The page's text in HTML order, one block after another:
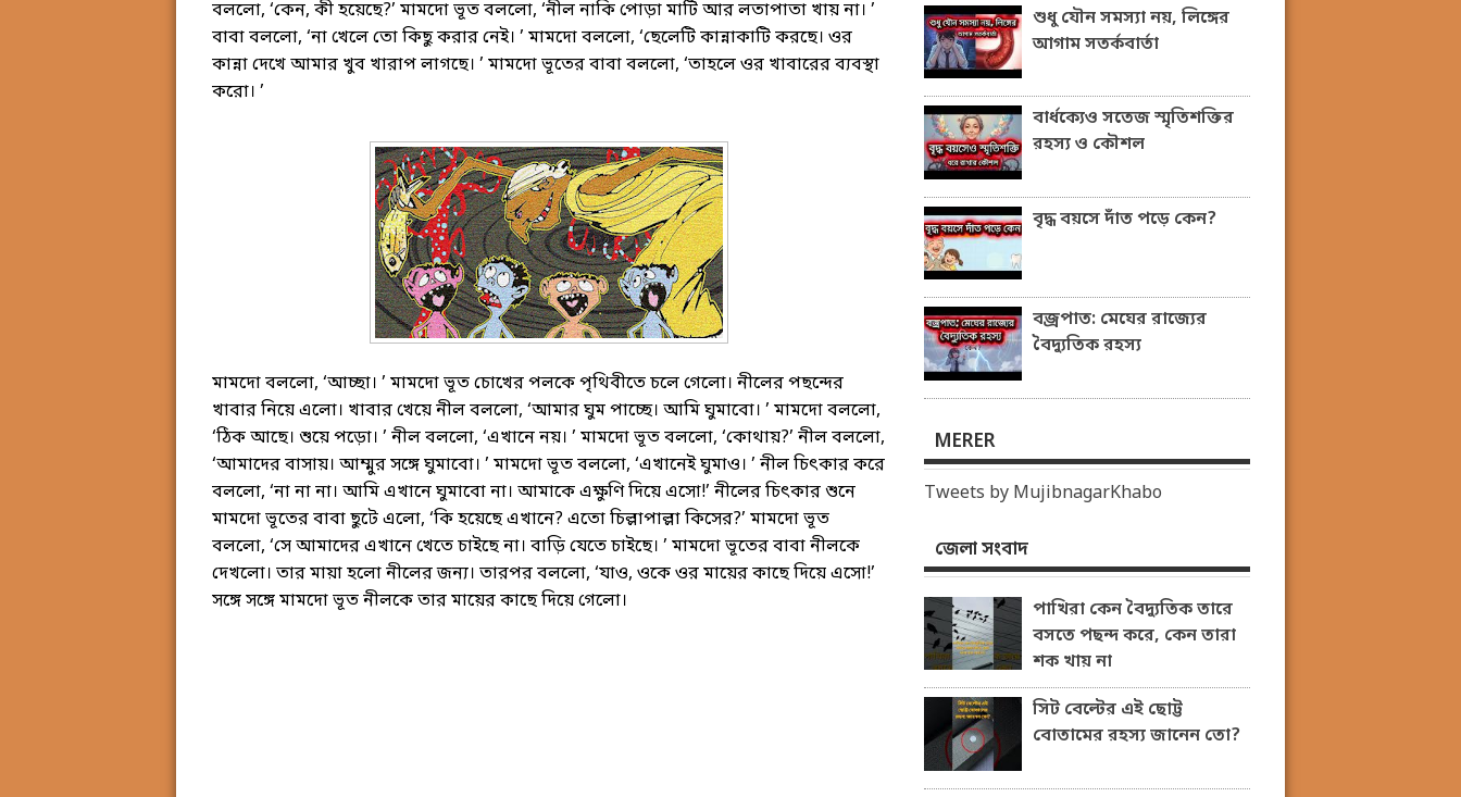
বললো, ‘কেন, কী হয়েছে?’ মামদো ভূত বললো, ‘নীল নাকি পোড়া মাটি আর লতাপাতা খায় না। ’
বাবা বললো, ‘না খেলে তো কিছু করার নেই। ’ মামদো বললো, ‘ছেলেটি কান্নাকাটি করছে। ওর
কান্না দেখে আমার খুব খারাপ লাগছে। ’ মামদো ভূতের বাবা বললো, ‘তাহলে ওর খাবারের ব্যবস্থা
করো। ’
মামদো বললো, ‘আচ্ছা। ’ মামদো ভূত চোখের পলকে পৃথিবীতে চলে গেলো। নীলের পছন্দের
খাবার নিয়ে এলো। খাবার খেয়ে নীল বললো, ‘আমার ঘুম পাচ্ছে। আমি ঘুমাবো। ’ মামদো বললো,
‘ঠিক আছে। শুয়ে পড়ো। ’ নীল বললো, ‘এখানে নয়। ’ মামদো ভূত বললো, ‘কোথায়?’ নীল বললো,
‘আমাদের বাসায়। আম্মুর সঙ্গে ঘুমাবো। ’ মামদো ভূত বললো, ‘এখানেই ঘুমাও। ’ নীল চিৎকার করে
বললো, ‘না না না। আমি এখানে ঘুমাবো না। আমাকে এক্ষুণি দিয়ে এসো!’ নীলের চিৎকার শুনে
মামদো ভূতের বাবা ছুটে এলো, ‘কি হয়েছে এখানে? এতো চিল্লাপাল্লা কিসের?’ মামদো ভূত
বললো, ‘সে আমাদের এখানে খেতে চাইছে না। বাড়ি যেতে চাইছে। ’ মামদো ভূতের বাবা নীলকে
দেখলো। তার মায়া হলো নীলের জন্য। তারপর বললো, ‘যাও, ওকে ওর মায়ের কাছে দিয়ে এসো!’
সঙ্গে সঙ্গে মামদো ভূত নীলকে তার মায়ের কাছে দিয়ে গেলো।
শুধু যৌন সমস্যা নয়, লিঙ্গের
আগাম সতর্কবার্তা
বার্ধক্যেও সতেজ স্মৃতিশক্তির
রহস্য ও কৌশল
বৃদ্ধ বয়সে দাঁত পড়ে কেন?
বজ্রপাত: মেঘের রাজ্যের
বৈদ্যুতিক রহস্য
MERER
Tweets by MujibnagarKhabo
জেলা সংবাদ
পাখিরা কেন বৈদ্যুতিক তারে
বসতে পছন্দ করে, কেন তারা
শক খায় না
সিট বেল্টের এই ছোট্ট
বোতামের রহস্য জানেন তো?